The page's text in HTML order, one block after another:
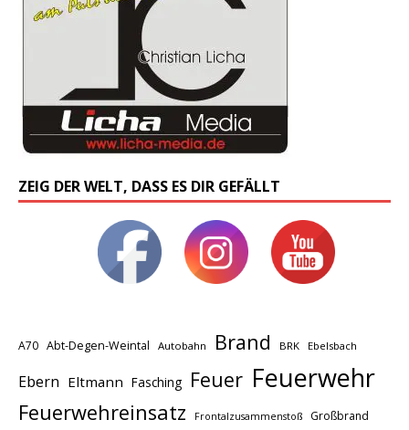
ZEIG DER WELT, DASS ES DIR GEFÄLLT
A70 Abt-Degen-Weintal Autobahn Brand BRK Ebelsbach
Ebern Eltmann Fasching Feuer Feuerwehr
Feuerwehreinsatz Frontalzusammenstoß Großbrand